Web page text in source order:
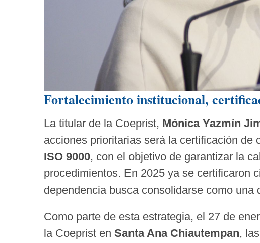
Fortalecimiento institucional,
La titular de la Coeprist, Mónica Yazmín
acciones prioritarias será la certificación
ISO 9000, con el objetivo de garantizar la
procedimientos. En 2025 ya se certificaron
dependencia busca consolidarse como
Como parte de esta estrategia, el 27 de
la Coeprist en Santa Ana Chiautempan,